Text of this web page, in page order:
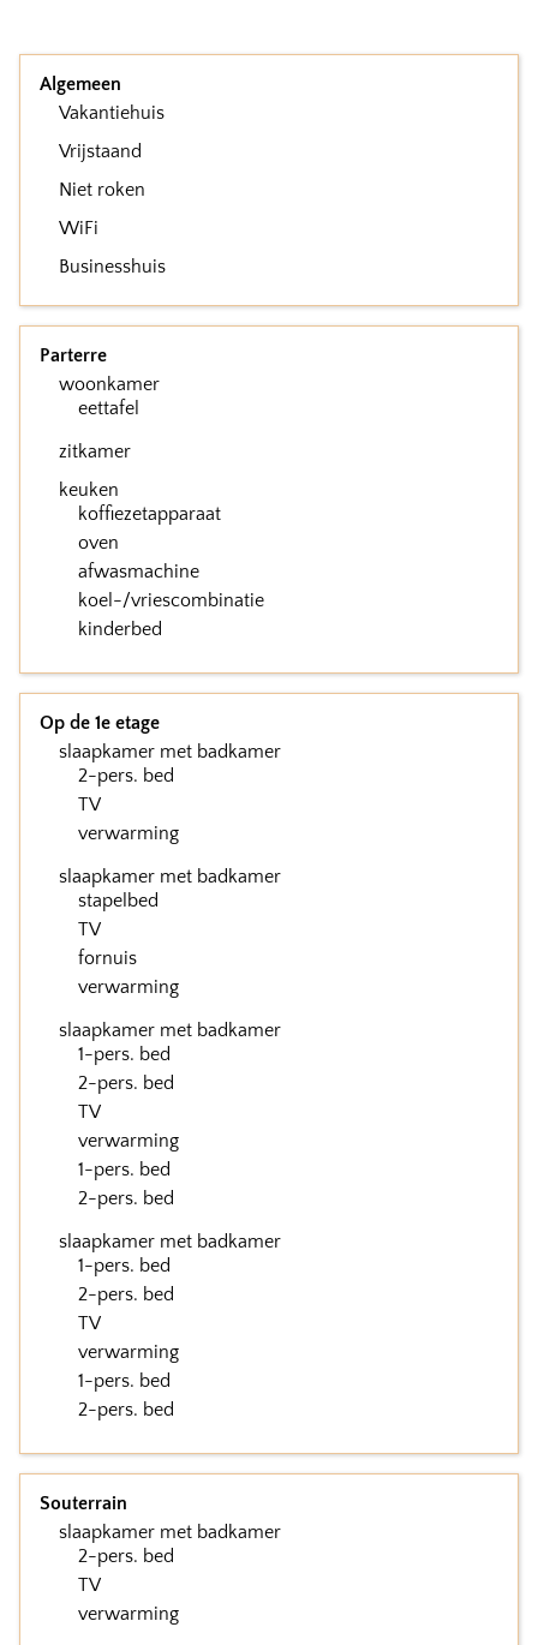
Algemeen
Vakantiehuis
Vrijstaand
Niet roken
WiFi
Businesshuis
Parterre
woonkamer
eettafel
zitkamer
keuken
koffiezetapparaat
oven
afwasmachine
koel-/vriescombinatie
kinderbed
Op de 1e etage
slaapkamer met badkamer
2-pers. bed
TV
verwarming
slaapkamer met badkamer
stapelbed
TV
fornuis
verwarming
slaapkamer met badkamer
1-pers. bed
2-pers. bed
TV
verwarming
1-pers. bed
2-pers. bed
slaapkamer met badkamer
1-pers. bed
2-pers. bed
TV
verwarming
1-pers. bed
2-pers. bed
Souterrain
slaapkamer met badkamer
2-pers. bed
TV
verwarming